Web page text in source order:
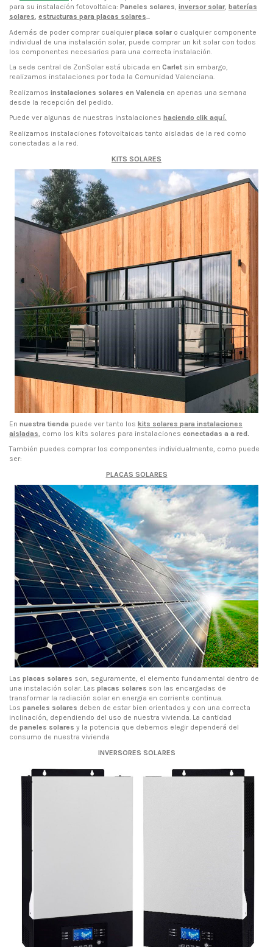
para su instalación fotovoltaica: Paneles solares, inversor solar, baterías
solares, estructuras para placas solares...
Además de poder comprar cualquier placa solaro cualquier componente
individual de una instalación solar, puede comprar un kit solar con todos
los componentes necesarios para una correcta instalación.
La sede central de ZonSolar está ubicada en Carlet sin embargo,
realizamos instalaciones por toda la Comunidad Valenciana.
Realizamos instalaciones solares en Valencia en apenas una semana
desde la recepción del pedido.
Puede ver algunas de nuestras instalaciones haciendo clik aquí.
Realizamos instalaciones fotovoltaicas tanto aisladas de la red como
conectadas a la red.
KITS SOLARES
En nuestra tienda puede ver tanto los kits solares para instalaciones
aisladas , como los kits solares para instalaciones conectadas a a red.
También puedes comprar los componentes individualmente, como puede
ser:
PLACAS SOLARES
Las placas solares son, seguramente, el elemento fundamental dentro de
una instalación solar. Las placas solares son las encargadas de
transformar la radiación solar en energia en corriente continua.
Los paneles solares deben de estar bien orientados y con una correcta
inclinación, dependiendo del uso de nuestra vivienda. La cantidad
de paneles solares y la potencia que debemos elegir dependerá del
consumo de nuestra vivienda
INVERSORES SOLARES